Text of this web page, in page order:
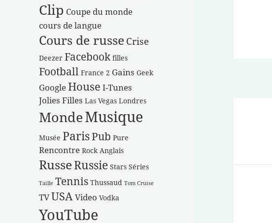
Clip Coupe du monde
cours de langue
Cours de russe Crise
Deezer Facebook filles
Football France 2 Gains Geek
GoogleHouse I-Tunes
Jolies Filles Las Vegas Londres
MondeMusique
Musée ParisPub Pure
Rencontre Rock Anglais
RusseRussie Stars Séries
Taille Tennis Thussaud Tom Cruise
TVUSAVideo Vodka
YouTube